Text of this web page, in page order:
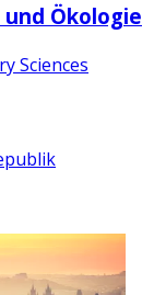
Ökologie
Sciences